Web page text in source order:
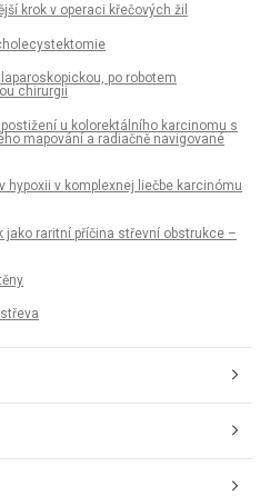
krok v operaci křečových žil
po robotem
chirurgii
u kolorektálního karcinomu s
mapování a radiačně navigované
hypoxii v komplexnej liečbe karcinómu
jako raritní příčina střevní obstrukce –